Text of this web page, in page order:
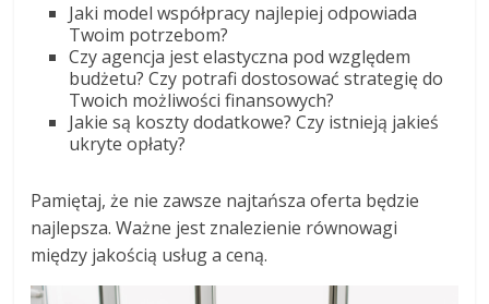
Jaki model współpracy najlepiej odpowiada
Twoim potrzebom?
Czy agencja jest elastyczna pod względem
budżetu? Czy potrafi dostosować strategię do
Twoich możliwości finansowych?
Jakie są koszty dodatkowe? Czy istnieją jakieś
ukryte opłaty?
Pamiętaj, że nie zawsze najtańsza oferta będzie
najlepsza. Ważne jest znalezienie równowagi
między jakością usług a ceną.